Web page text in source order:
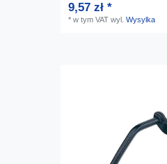
9,57 zł *
*w tym VAT wyl.Wysylka